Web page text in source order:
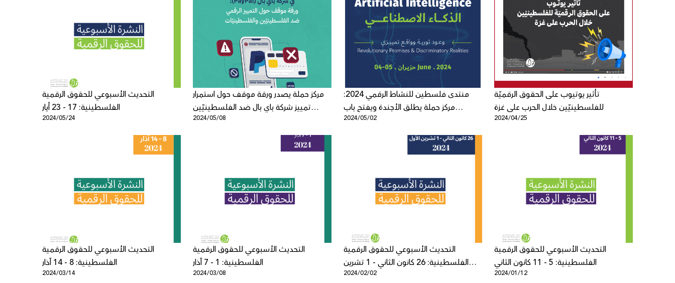
التحديث الأسبوعي للحقوق الرقمية
الفلسطينية: 17 - 23 أيار
2024/05/24
مركز حملة يصدر ورقة موقف حول استمرار
تمييز شركة باي بال ضد الفلسطينيّين
والفلسطينيّات في الاقتصاد الرقميّ
2024/05/08
منتدى فلسطين للنشاط الرقمي 2024:
مركز حملة يطلق الأجندة ويفتح باب
2024/05/02
تأثير يوتيوب على الحقوق الرقميّة
للفلسطينيّين خلال الحرب على غزة
2024/04/25
التحديث الأسبوعي للحقوق الرقمية
الفلسطينية: 8 - 14 آذار
2024/03/14
التحديث الأسبوعي للحقوق الرقمية
الفلسطينية: 1 - 7 آذار
2024/03/08
التحديث الأسبوعي للحقوق الرقمية
الفلسطينية: 26 كانون الثاني - 1 تشرين
الأول
2024/02/02
التحديث الأسبوعي للحقوق الرقمية
الفلسطينية: 5 - 11 كانون الثاني
2024/01/12